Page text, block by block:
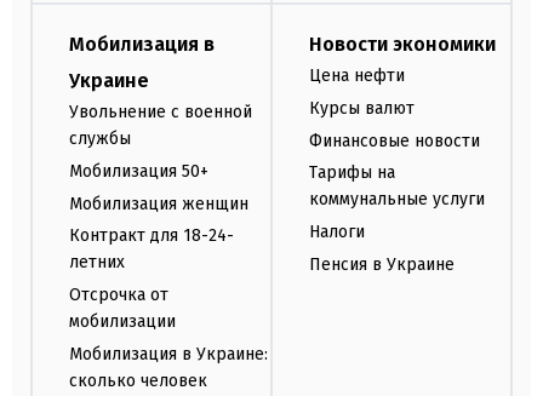
Мобилизация в
Украине
Увольнение с военной
службы
Мобилизация 50+
Мобилизация женщин
Контракт для 18-24-
летних
Отсрочка от
мобилизации
Мобилизация в Украине:
сколько человек
Новости экономики
Цена нефти
Курсы валют
Финансовые новости
Тарифы на
коммунальные услуги
Налоги
Пенсия в Украине